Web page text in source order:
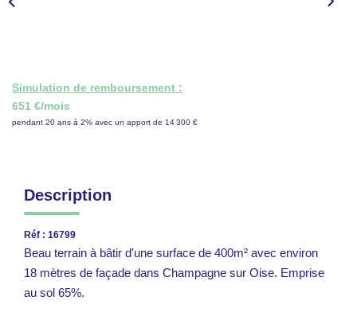
Simulation de remboursement :
651 €/mois
pendant 20 ans à 2% avec un apport de 14 300 €
Description
Réf : 16799
Beau terrain à bâtir d'une surface de 400m² avec environ
18 mètres de façade dans Champagne sur Oise. Emprise
au sol 65%.